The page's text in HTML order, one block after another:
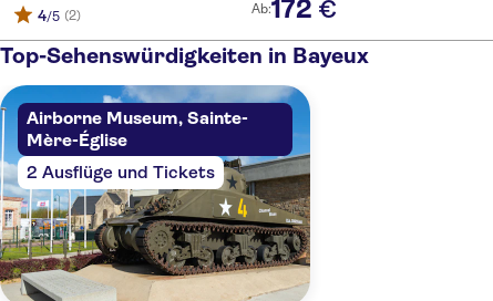
4/5 (2) Ab:172 €
Top-Sehenswürdigkeiten in Bayeux
Airborne Museum, Sainte-
Mère-Église
2 Ausflüge und Tickets